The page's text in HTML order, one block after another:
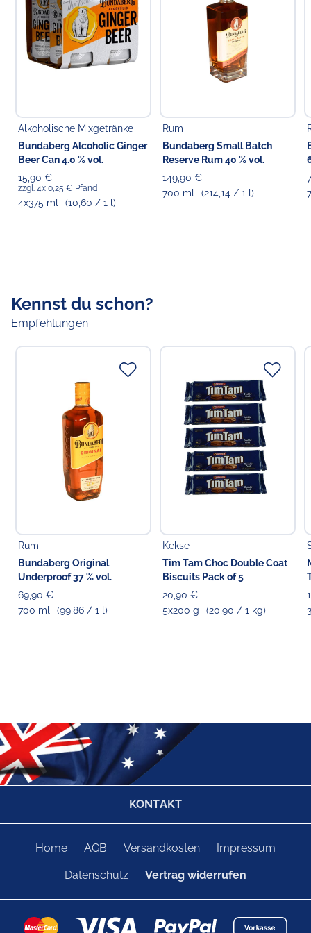
Choppy's Food & Non-Food GmbH
Koldingstr. 1B
22769 Hamburg
Alkoholische Mixgetränke
Bundaberg Alcoholic Ginger
Beer Can 4.0 % vol.
15,90 €
zzgl. 4x 0,25 € Pfand
4x375 ml (10,60 / 1 l)
Rum
Bundaberg Small Batch
Reserve Rum 40 % vol.
149,90 €
700 ml
(214,14 / 1 l)
Kennst du schon?
Empfehlungen
Rum
Bundaberg Original
Underproof 37 % vol.
69,90 €
700 ml
(99,86 / 1 l)
Kekse
Tim Tam Choc Double Coat
Biscuits Pack of 5
20,90 €
5x200 g
(20,90 / 1 kg)
KONTAKT
Home AGB Versandkosten Impressum
Datenschutz Vertrag widerrufen